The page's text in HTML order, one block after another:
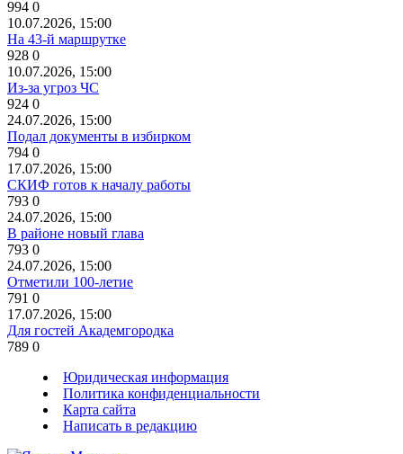
994 0
10.07.2026, 15:00
На 43-й маршрутке
928 0
10.07.2026, 15:00
Из-за угроз ЧС
924 0
24.07.2026, 15:00
Подал документы в избирком
794 0
17.07.2026, 15:00
СКИФ готов к началу работы
793 0
24.07.2026, 15:00
В районе новый глава
793 0
24.07.2026, 15:00
Отметили 100-летие
791 0
17.07.2026, 15:00
Для гостей Академгородка
789 0
Юридическая информация
Политика конфиденциальности
Карта сайта
Написать в редакцию